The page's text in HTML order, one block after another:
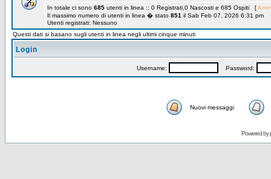
In totale ci sono 685 utenti in linea :: 0 Registrati,0 Nascosti e 685 Ospiti [
Il massimo numero di utenti in linea � stato 851 il Sab Feb 07, 2026 6:31 pm
Utenti registrati: Nessuno
Questi dati si basano sugli utenti in linea negli ultimi cinque minuti
Login
Username: Password:
Nuovi messaggi
Powered by